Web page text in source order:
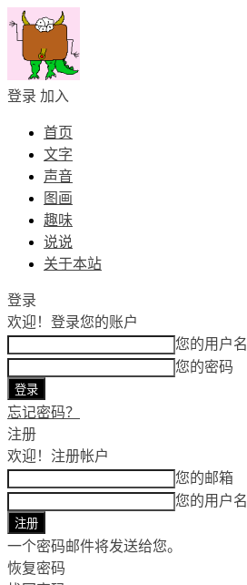
登录 加入
首页
文字
声音
图画
趣味
说说
关于本站
登录
欢迎！ 登录您的账户
您的用户名
您的密码
忘记密码？
注册
欢迎！ 注册帐户
您的邮箱
您的用户名
一个密码邮件将发送给您。
恢复密码